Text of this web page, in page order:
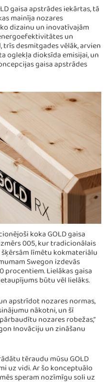
gaisa apstrādes iekārtas, tā
mainīja nozares
dizainu un inovatīvajām
un
desmitgades vēlāk, arvien
oglekļa dioksīda emisijai, un
gaisa apstrādes
koka GOLD gaisa
005, kur tradicionālais
līmētu kokmateriālu
Swegon izdevās
procentiem. Lielākas gaisa
būtu vēl lielāks.
apstrīdot nozares normas,
nākotni, un šī
nozares robežas,”
Inovāciju un zināšanu
tēraudu mūsu GOLD
uz vidi. Ar šo konceptuālo